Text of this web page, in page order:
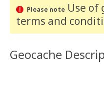
Please noteUse of
terms and
Geocache